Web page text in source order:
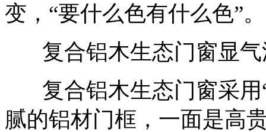
变，“要什么色有什么色”。
复合铝木生态门窗显气
复合铝木生态门窗采用
腻的铝材门框，一面是高